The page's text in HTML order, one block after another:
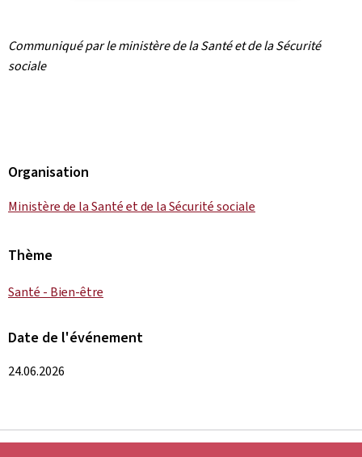
Communiqué par le ministère de la Santé et de la Sécurité
sociale
Organisation
Ministère de la Santé et de la Sécurité sociale
Thème
Santé - Bien-être
Date de l'événement
24.06.2026